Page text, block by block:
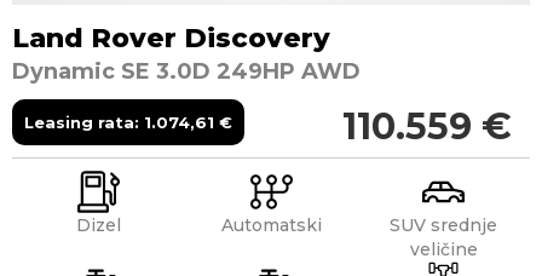
Land Rover Discovery
Dynamic SE 3.0D 249HP AWD
Leasing rata: 1.074,61 € 110.559 €
Dizel Automatski
SUV srednje
veličine